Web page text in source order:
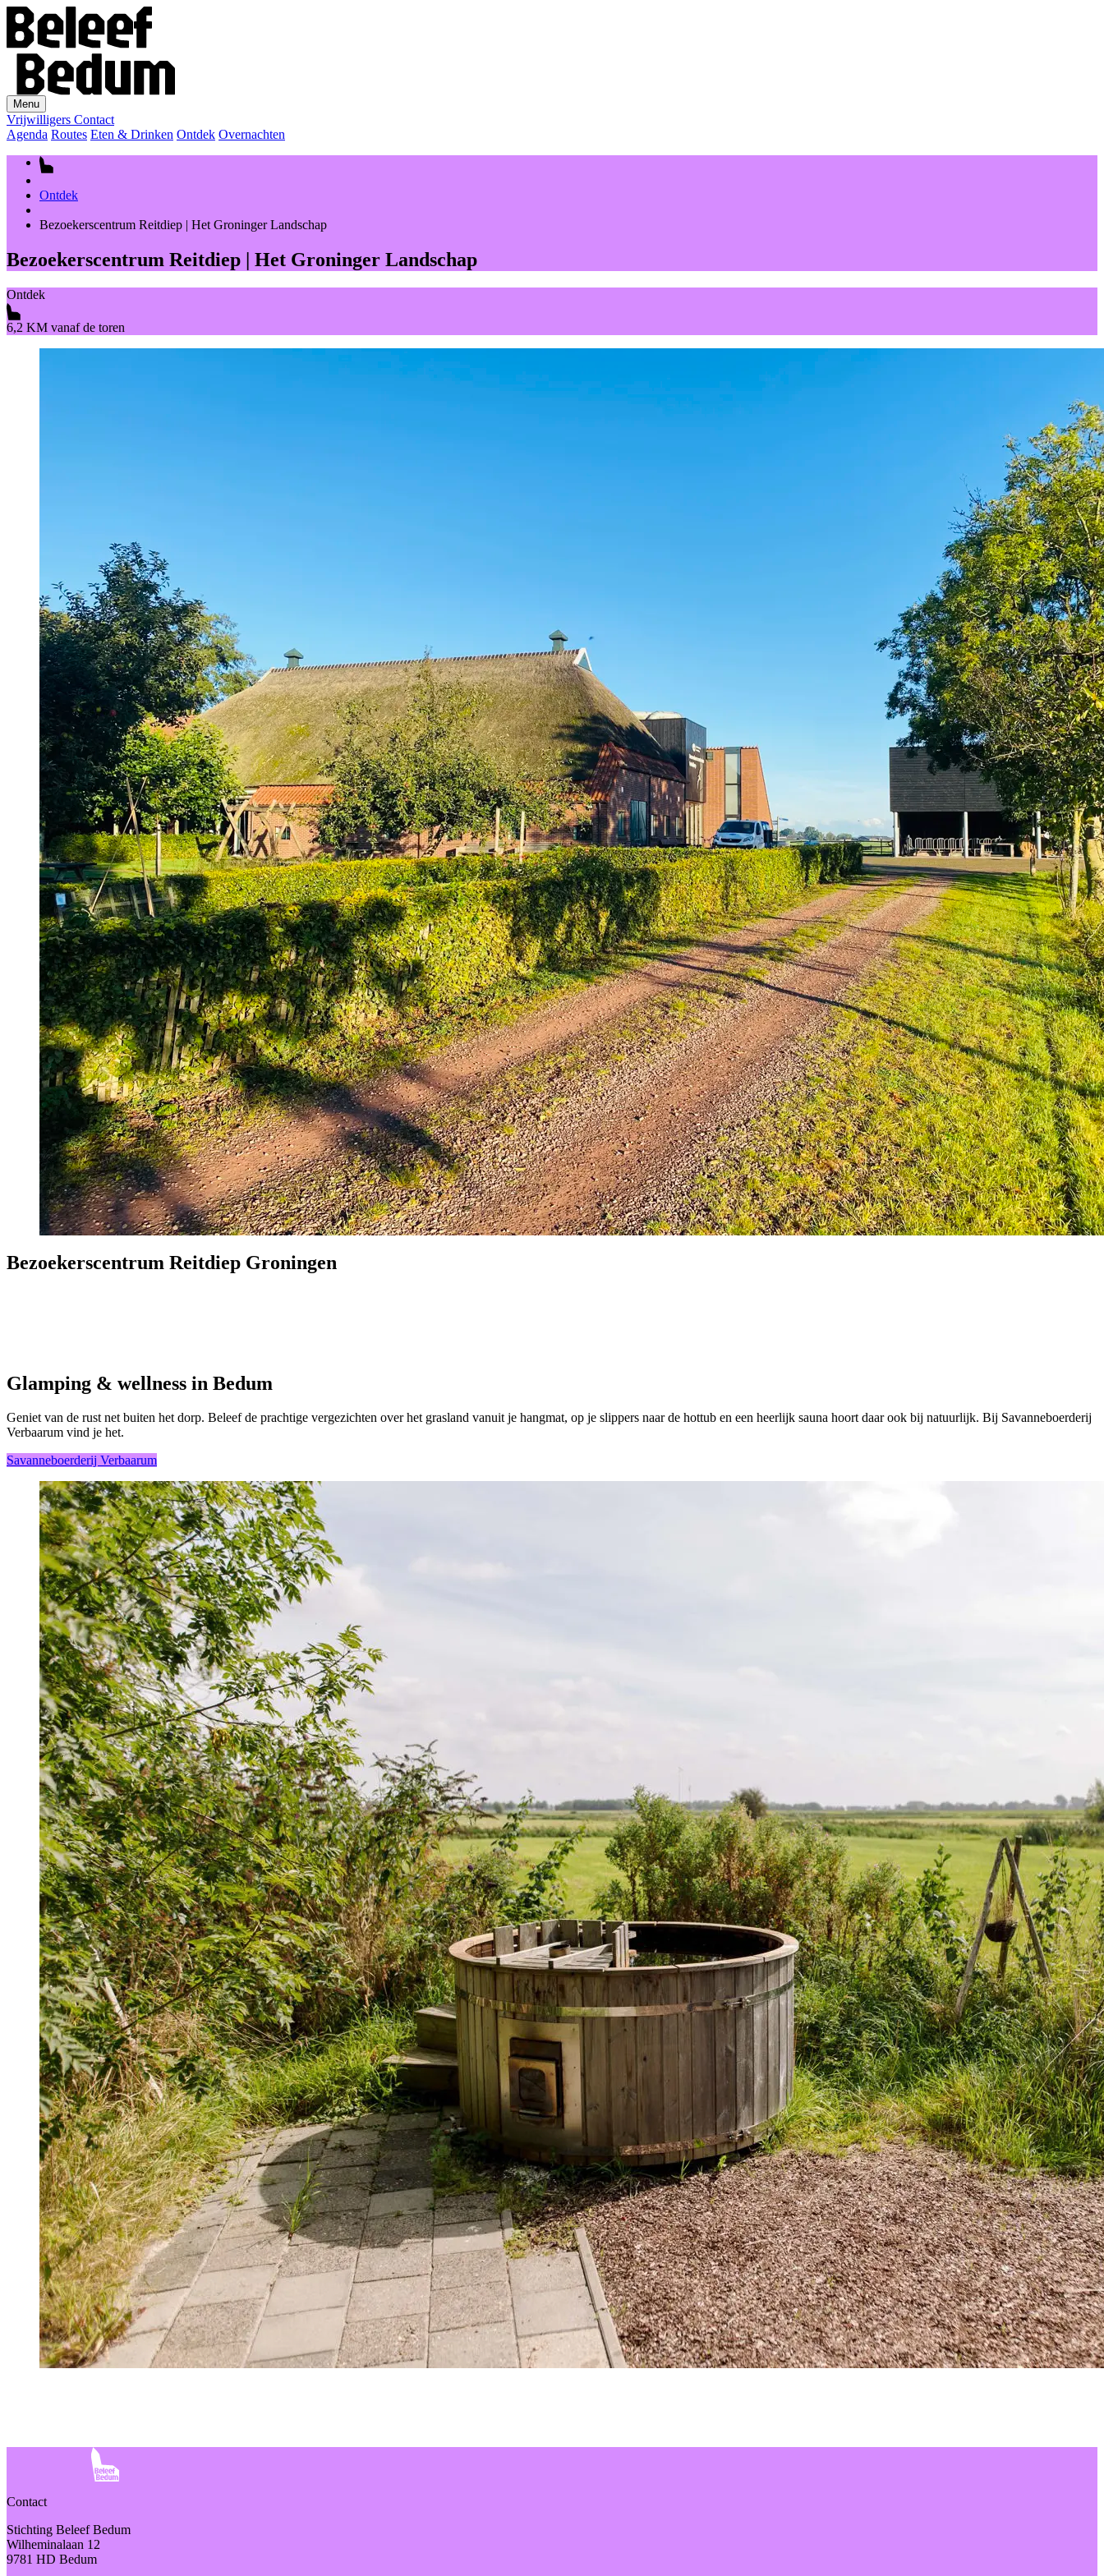
Menu
Vrijwilligers Contact
Agenda Routes Eten & Drinken Ontdek Overnachten
Ontdek
Bezoekerscentrum Reitdiep | Het Groninger Landschap
Bezoekerscentrum Reitdiep | Het Groninger Landschap
Ontdek
6,2 KM vanaf de toren
Bezoekerscentrum Reitdiep Groningen
Glamping & wellness in Bedum
Geniet van de rust net buiten het dorp. Beleef de prachtige vergezichten over het grasland vanuit je hangmat, op je slippers naar de hottub en een heerlijk sauna hoort daar ook bij natuurlijk. Bij Savanneboerderij
Verbaarum vind je het.
Savanneboerderij Verbaarum
Contact
Stichting Beleef Bedum
Wilheminalaan 12
9781 HD Bedum